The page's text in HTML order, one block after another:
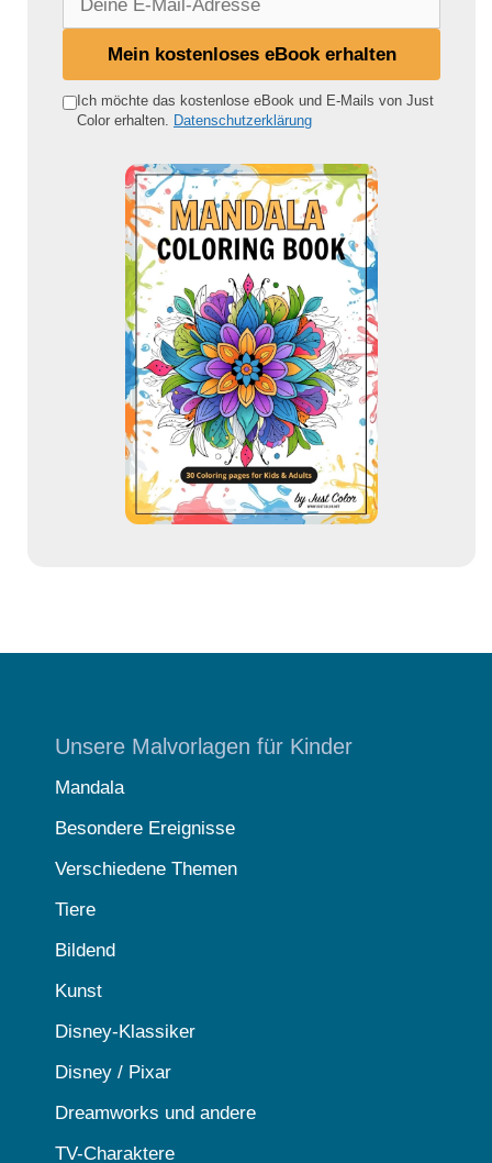
e
Mein kostenloses eBook erhalten
Ich möchte das kostenlose eBook und E-Mails von Just
Color erhalten. Datenschutzerklärung
Unsere Malvorlagen für Kinder
Mandala
Besondere Ereignisse
Verschiedene Themen
Tiere
Bildend
Kunst
Disney-Klassiker
Disney / Pixar
Dreamworks und andere
TV-Charaktere